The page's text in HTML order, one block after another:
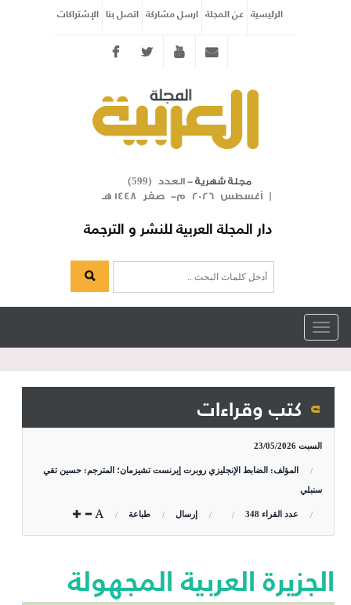
الرئيسية عن المجلة ارسل مشاركة اتصل بنا الإشتراكات
Twitter youtube
مجلة شهرية- العدد ( 599
)
| أغسطس 2026 م- صفر 1448 هـ
دار المجلة العربية للنشر و الترجمة
Toggle
navigation
كتب وقراءات
السبت 23/05/2026
المؤلف: الضابط الإنجليزي روبرت إيرنست تشيزمان؛ المترجم: حسين تقي
سنبلي
عدد القراء 348 إرسال طباعة
الجزيرة العربية المجهولة